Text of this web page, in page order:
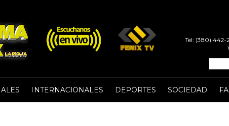
Tel: (380) 442-
INTERNACIONALES DEPORTES SOCIEDAD